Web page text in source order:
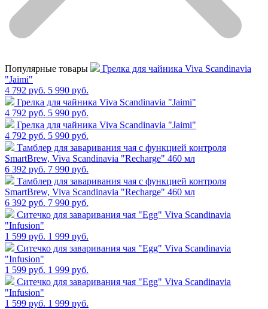
Популярные товары
Грелка для чайника Viva Scandinavia
"Jaimi"
4 792 руб. 5 990 руб.
Грелка для чайника Viva Scandinavia "Jaimi"
4 792 руб. 5 990 руб.
Грелка для чайника Viva Scandinavia "Jaimi"
4 792 руб. 5 990 руб.
Тамблер для заваривания чая с функцией контроля
SmartBrew, Viva Scandinavia "Recharge" 460 мл
6 392 руб. 7 990 руб.
Тамблер для заваривания чая с функцией контроля
SmartBrew, Viva Scandinavia "Recharge" 460 мл
6 392 руб. 7 990 руб.
Cитечко для заваривания чая "Egg" Viva Scandinavia
"Infusion"
1 599 руб. 1 999 руб.
Cитечко для заваривания чая "Egg" Viva Scandinavia
"Infusion"
1 599 руб. 1 999 руб.
Cитечко для заваривания чая "Egg" Viva Scandinavia
"Infusion"
1 599 руб. 1 999 руб.